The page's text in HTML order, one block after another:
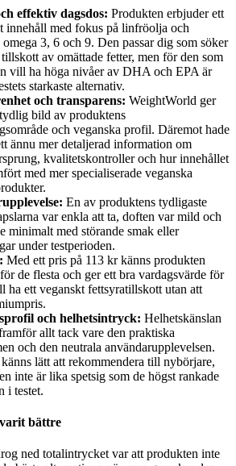
effektiv dagsdos: Produkten erbjuder ett
innehåll med fokus på linfröolja och
3, 6 och 9. Den passar dig som söker
av omättade fetter, men för den som
vill ha höga nivåer av DHA och EPA är
starkaste alternativ.
och transparens: WeightWorld ger
bild av produktens
och veganska profil. Däremot hade
ännu mer detaljerad information om
kvalitetskontroller och hur innehållet
med mer specialiserade veganska
En av produktens tydligaste
var enkla att ta, doften var mild och
minimalt med störande smak eller
under testperioden.
Med ett pris på 113 kr känns produkten
de flesta och ger ett bra vardagsvärde för
ha ett veganskt fettsyratillskott utan att
och helhetsintryck: Helhetskänslan
allt tack vare den praktiska
och den neutrala användarupplevelsen.
lätt att rekommendera till nybörjare,
inte är lika spetsig som de högst rankade
i testet.
bättre
ned totalintrycket var att produkten inte